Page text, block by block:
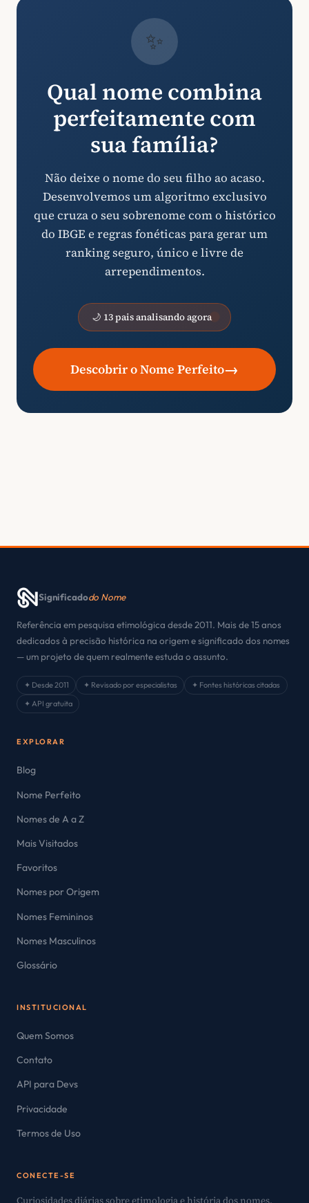
✨
Qual nome combina
perfeitamente com
sua família?
Não deixe o nome do seu filho ao acaso.
Desenvolvemos um algoritmo exclusivo
que cruza o seu sobrenome com o histórico
do IBGE e regras fonéticas para gerar um
ranking seguro, único e livre de
arrependimentos.
🌙 13 pais analisando agora
Descobrir o Nome Perfeito→
Significadodo Nome
Referência em pesquisa etimológica desde 2011. Mais de 15 anos
dedicados à precisão histórica na origem e significado dos nomes
— um projeto de quem realmente estuda o assunto.
✦ Desde 2011 ✦ Revisado por especialistas
✦ Fontes históricas citadas
✦ API gratuita
EXPLORAR
Blog
Nome Perfeito
Nomes de A a Z
Mais Visitados
Favoritos
Nomes por Origem
Nomes Femininos
Nomes Masculinos
Glossário
INSTITUCIONAL
Quem Somos
Contato
API para Devs
Privacidade
Termos de Uso
CONECTE-SE